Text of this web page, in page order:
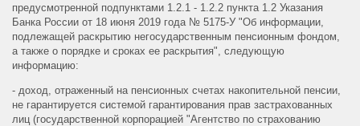
предусмотренной подпунктами 1.2.1 - 1.2.2 пункта 1.2 Указания
Банка России от 18 июня 2019 года № 5175-У "Об информации,
подлежащей раскрытию негосударственным пенсионным фондом,
а также о порядке и сроках ее раскрытия", следующую
информацию:
- доход, отраженный на пенсионных счетах накопительной пенсии,
не гарантируется системой гарантирования прав застрахованных
лиц (государственной корпорацией "Агентство по страхованию